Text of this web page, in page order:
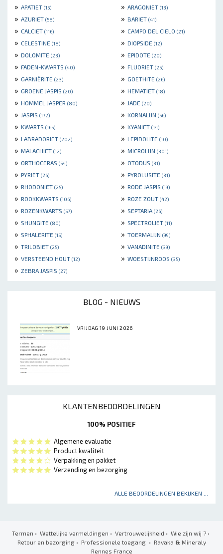
» APATIET (15) » ARAGONIET (13)
» AZURIET (58) » BARIET (41)
» CALCIET (116) » CAMPO DEL CIELO (21)
» CELESTINE (18) » DIOPSIDE (12)
» DOLOMITE (23) » EPIDOTE (20)
» FADEN-KWARTS (40) » FLUORIET (25)
» GARNIÈRITE (23) » GOETHITE (26)
» GROENE JASPIS (20) » HEMATIET (18)
» HOMMEL JASPER (80) » JADE (20)
» JASPIS (172) » KORNALIJN (56)
» KWARTS (165) » KYANIET (14)
» LABRADORIET (202) » LEPIDOLITE (10)
» MALACHIET (12) » MICROLIJN (301)
» ORTHOCERAS (54) » OTODUS (31)
» PYRIET (26) » PYROLUSITE (31)
» RHODONIET (25) » RODE JASPIS (19)
» ROOKKWARTS (106) » ROZE ZOUT (42)
» ROZENKWARTS (57) » SEPTARIA (26)
» SHUNGITE (80) » SPECTROLIET (11)
» SPHALERITE (15) » TOERMALIJN (99)
» TRILOBIET (25) » VANADINITE (39)
» VERSTEEND HOUT (12) » WOESTIJNROOS (35)
» ZEBRA JASPIS (27)
BLOG - NIEUWS
VRIJDAG 19 JUNI 2026
KLANTENBEOORDELINGEN
100% POSITIEF
Algemene evaluatie
Product kwaliteit
Verpakking en pakket
Verzending en bezorging
ALLE BEOORDELINGEN BEKIJKEN ...
Termen • Wettelijke vermeldingen • Vertrouwelijkheid • Wie zijn wij ? •
Retour en bezorging• Professionele toegang • Ravaka & Mineraly
Rennes France